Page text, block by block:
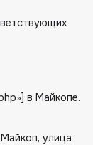
в Майкопе.
улица